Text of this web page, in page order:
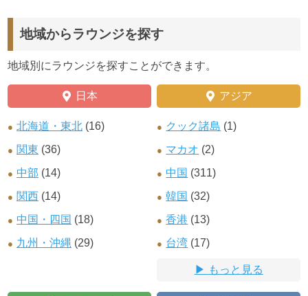
地域からラウンジを探す
地域別にラウンジを探すことができます。
日本
北海道・東北 (16)
関東 (36)
中部 (14)
関西 (14)
中国・四国 (18)
九州・沖縄 (29)
アジア
クック諸島 (1)
マカオ (2)
中国 (311)
韓国 (32)
香港 (13)
台湾 (17)
もっと見る